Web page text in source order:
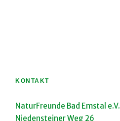
KONTAKT
NaturFreunde Bad Emstal e.V.
Niedensteiner Weg 26